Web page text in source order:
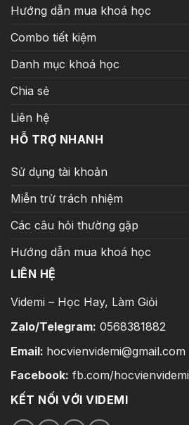
Hướng dẫn mua khoá học
Combo tiết kiệm
Danh mục khoá học
Chia sẻ
Liên hệ
HỖ TRỢ NHANH
Sử dụng tài khoản
Miễn trừ trách nhiệm
Các câu hỏi thường gặp
Hướng dẫn mua khoá học
LIÊN HỆ
Videmi – Học Hay, Làm Giỏi
Zalo/Telegram: 0568381882
Email: hocvienvidemi@gmail.com
Facebook: fb.com/hocvienvidemi
KẾT NỐI VỚI VIDEMI